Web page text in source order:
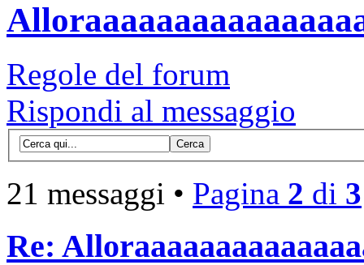
Regole del forum
Rispondi al messaggio
21 messaggi • Pagina 2 di 3
Re: